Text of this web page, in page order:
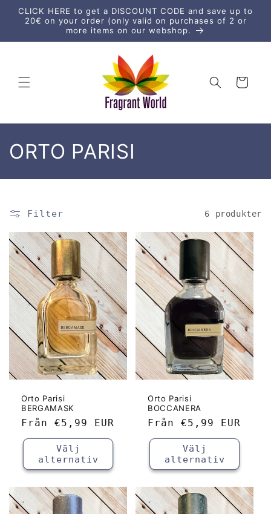
vidare
till
CLICK HERE to get a DISCOUNT CODE and save up to
20€ on your order (only valid on purchases of 2 or
more items on our webshop.
Varukorg
P
r
d
u
k
t
s
e
r
ORTO PARISI
Filter 6 produkter
Orto Parisi
BERGAMASK
Ordinarie
pris
Från €5,99 EUR
Välj
alternativ
Orto Parisi
BOCCANERA
Ordinarie
pris
Från €5,99 EUR
Välj
alternativ